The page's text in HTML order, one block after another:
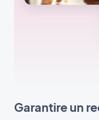
Garantire un